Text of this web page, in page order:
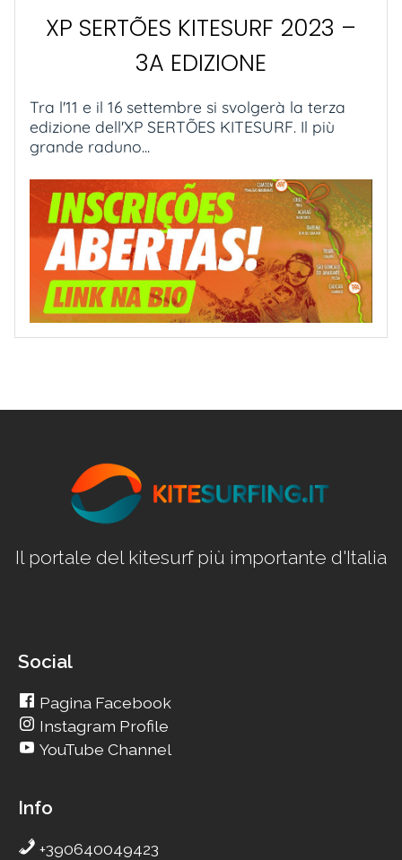
XP SERTÕES KITESURF 2023 –
3A EDIZIONE
Tra l'11 e il 16 settembre si svolgerà la terza
edizione dell'XP SERTÕES KITESURF. Il più
grande raduno...
Il portale del kitesurf più importante d'Italia
Social
Pagina Facebook
Instagram Profile
YouTube Channel
Info
+390640049423